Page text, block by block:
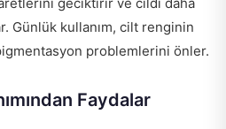
geciktirir ve cildi daha
Günlük kullanım, cilt renginin
problemlerini önler.
Faydalar